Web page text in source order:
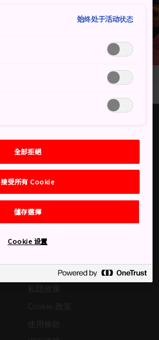
JNTO 相關網站
JNTO Corporate Website
遊程承攬旅行社品質認證
始终处于活动状态
全部拒絕
接受所有 Cookie
儲存選擇
Cookie 设置